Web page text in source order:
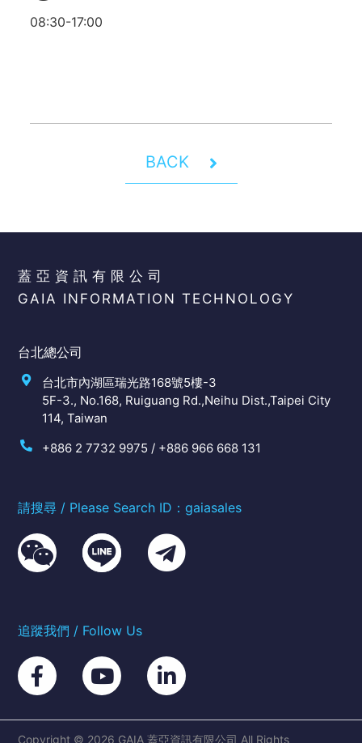
08:30-17:00
BACK
蓋亞資訊有限公司
GAIA INFORMATION TECHNOLOGY
台北總公司
台北市內湖區瑞光路168號5樓-3
5F-3., No.168, Ruiguang Rd.,Neihu Dist.,Taipei City
114, Taiwan
+886 2 7732 9975 / +886 966 668 131
請搜尋 / Please Search ID：gaiasales
追蹤我們 / Follow Us
Copyright © 2026 GAIA 蓋亞資訊有限公司 All Rights